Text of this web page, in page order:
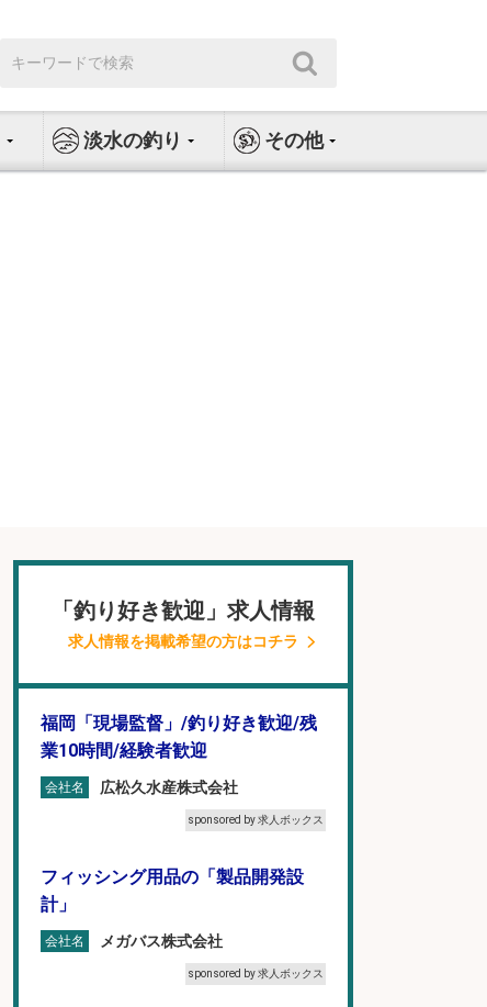
索:
淡水の釣り その他
「釣り好き歓迎」求人情報
求人情報を掲載希望の方はコチラ
福岡「現場監督」/釣り好き歓迎/残
業10時間/経験者歓迎
会社名 広松久水産株式会社
sponsored by 求人ボックス
フィッシング用品の「製品開発設
計」
会社名 メガバス株式会社
sponsored by 求人ボックス